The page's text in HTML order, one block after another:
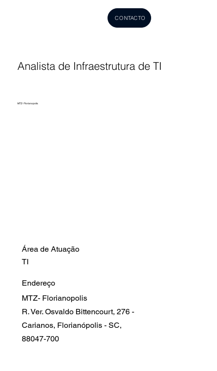
CONTACTO
Analista de Infraestrutura de TI
MTZ- Florianopolis
​Área de Atuação
TI
Endereço
MTZ- Florianopolis
R. Ver. Osvaldo Bittencourt, 276 -
Carianos, Florianópolis - SC,
88047-700